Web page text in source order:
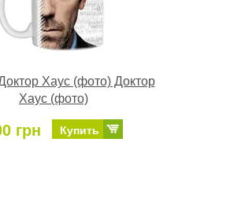
Хаус (фото) Доктор
Хаус (фото)
грн Купить